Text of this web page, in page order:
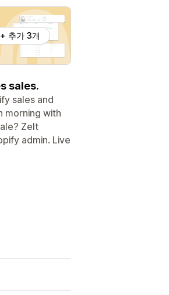
+ 추가 3개
sales.
sales and
morning with
Zelt
admin. Live